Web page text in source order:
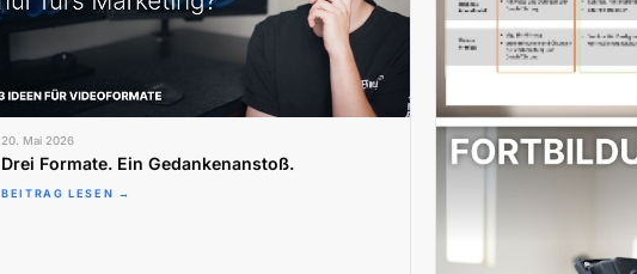
20. Mai 2026
Drei Formate. Ein Gedankenanstoß.
BEITRAG LESEN →